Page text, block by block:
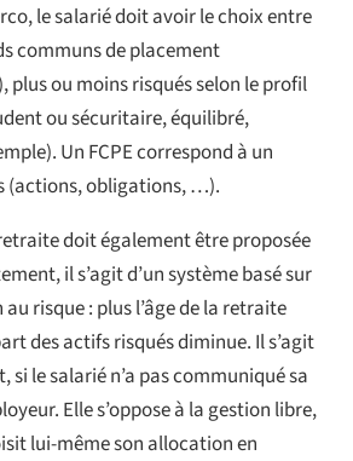
le salarié doit avoir le choix entre
communs de placement
plus ou moins risqués selon le profil
ou sécuritaire, équilibré,
Un FCPE correspond à un
(actions, obligations, …).
doit également être proposée
il s’agit d’un système basé sur
risque : plus l’âge de la retraite
des actifs risqués diminue. Il s’agit
si le salarié n’a pas communiqué sa
Elle s’oppose à la gestion libre,
lui-même son allocation en